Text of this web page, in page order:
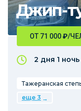
Джип-
ОТ 71 000₽/
2 дня 1 ночь
Тажеранская
еще 3